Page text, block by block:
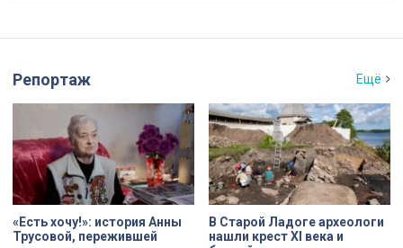
Репортаж Ещё
«Есть хочу!»: история Анны
Трусовой, пережившей
В Старой Ладоге археологи
нашли крест XI века и